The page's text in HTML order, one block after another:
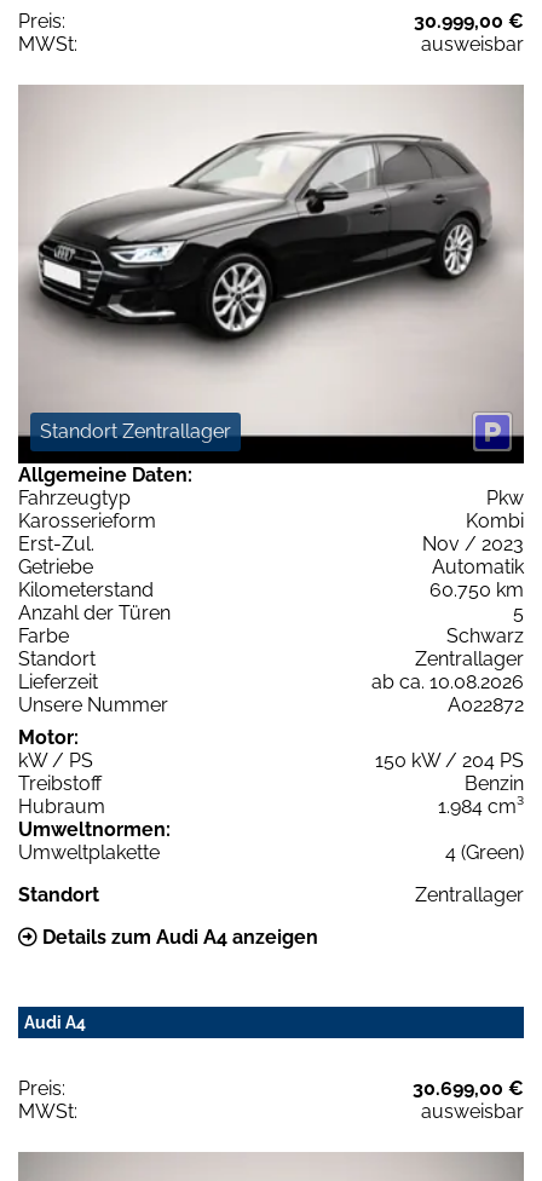
Preis:
30.999,00 €
MWSt:
ausweisbar
Standort Zentrallager
Allgemeine Daten:
Fahrzeugtyp
Pkw
Karosserieform
Kombi
Erst-Zul.
Nov / 2023
Getriebe
Automatik
Kilometerstand
60.750 km
Anzahl der Türen
5
Farbe
Schwarz
Standort
Zentrallager
Lieferzeit
ab ca. 10.08.2026
Unsere Nummer
A022872
Motor:
kW / PS
150 kW / 204 PS
Treibstoff
Benzin
Hubraum
1.984 cm³
Umweltnormen:
Umweltplakette
4 (Green)
Standort
Zentrallager
Details zum Audi A4 anzeigen
Audi A4
Preis:
30.699,00 €
MWSt:
ausweisbar